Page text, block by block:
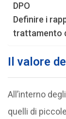
DPO
Definire i
trattamento
Il valore
All’interno
quelli di